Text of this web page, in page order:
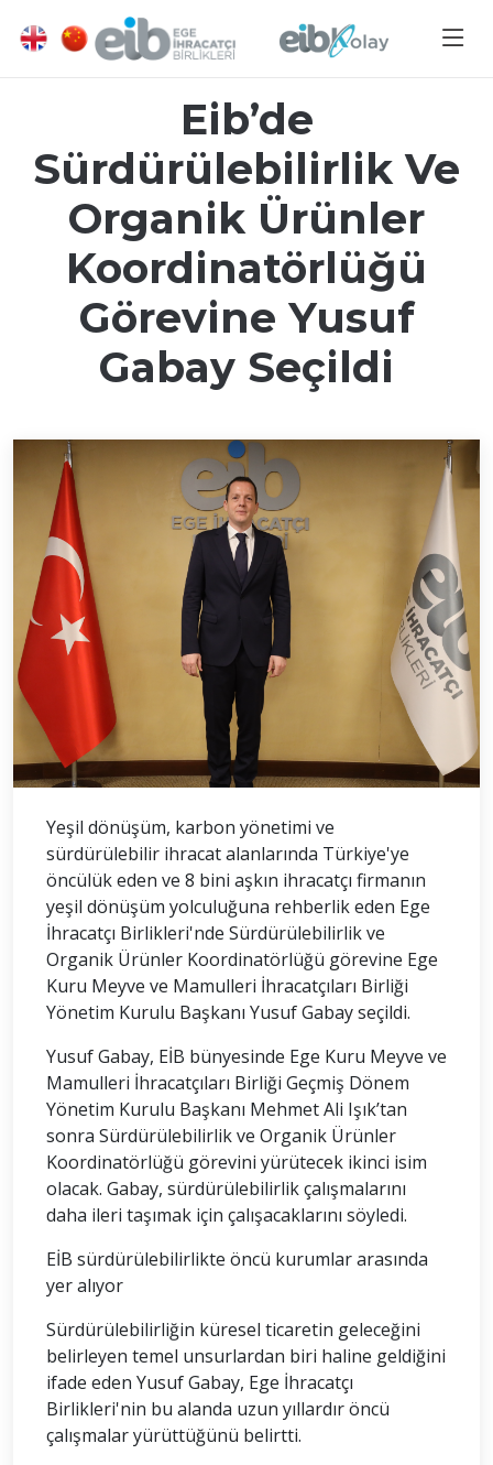
Eib’de
Sürdürülebilirlik Ve
Organik Ürünler
Koordinatörlüğü
Görevine Yusuf
Gabay Seçildi
Yeşil dönüşüm, karbon yönetimi ve
sürdürülebilir ihracat alanlarında Türkiye'ye
öncülük eden ve 8 bini aşkın ihracatçı firmanın
yeşil dönüşüm yolculuğuna rehberlik eden Ege
İhracatçı Birlikleri'nde Sürdürülebilirlik ve
Organik Ürünler Koordinatörlüğü görevine Ege
Kuru Meyve ve Mamulleri İhracatçıları Birliği
Yönetim Kurulu Başkanı Yusuf Gabay seçildi.
Yusuf Gabay, EİB bünyesinde Ege Kuru Meyve ve
Mamulleri İhracatçıları Birliği Geçmiş Dönem
Yönetim Kurulu Başkanı Mehmet Ali Işık’tan
sonra Sürdürülebilirlik ve Organik Ürünler
Koordinatörlüğü görevini yürütecek ikinci isim
olacak. Gabay, sürdürülebilirlik çalışmalarını
daha ileri taşımak için çalışacaklarını söyledi.
EİB sürdürülebilirlikte öncü kurumlar arasında
yer alıyor
Sürdürülebilirliğin küresel ticaretin geleceğini
belirleyen temel unsurlardan biri haline geldiğini
ifade eden Yusuf Gabay, Ege İhracatçı
Birlikleri'nin bu alanda uzun yıllardır öncü
çalışmalar yürüttüğünü belirtti.